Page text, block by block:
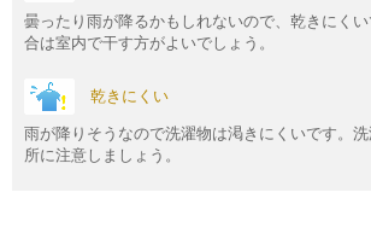
曇ったり雨が降るかもしれないので、乾きにく
合は室内で干す方がよいでしょう。
乾きにくい
雨が降りそうなので洗濯物は渇きにくいです。
所に注意しましょう。